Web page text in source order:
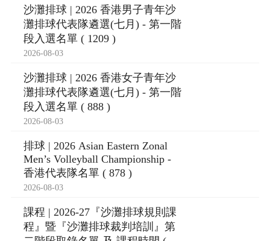
沙灘排球 | 2026 香港男子青年沙
灘排球代表隊遴選(七月) - 第一階
段入選名單 ( 1209 )
2026-08-03
沙灘排球 | 2026 香港女子青年沙
灘排球代表隊遴選(七月) - 第一階
段入選名單 ( 888 )
2026-08-03
排球 | 2026 Asian Eastern Zonal
Men’s Volleyball Championship -
香港代表隊名單 ( 878 )
2026-08-03
課程 | 2026-27『沙灘排球規則課
程』暨『沙灘排球裁判培訓』第